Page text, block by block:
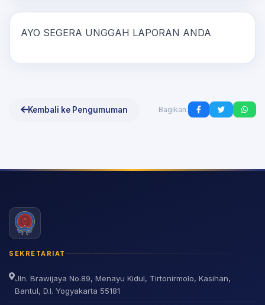
AYO SEGERA UNGGAH LAPORAN ANDA
Kembali ke Pengumuman Bagikan:
SEKRETARIAT
Jln. Brawijaya No.89, Menayu Kidul, Tirtonirmolo, Kasihan,
Bantul, D.I. Yogyakarta 55181